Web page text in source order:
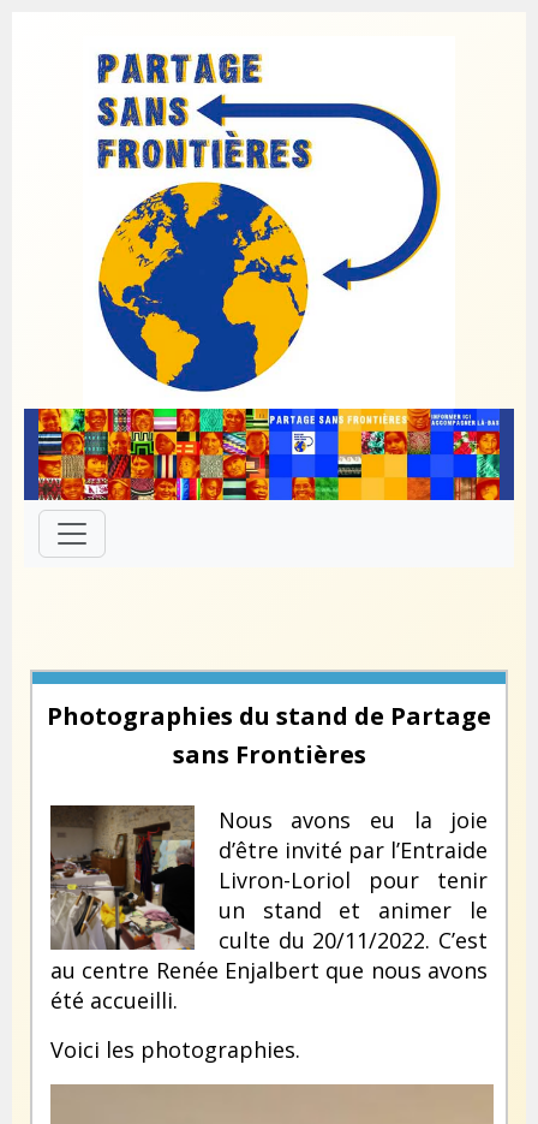
Photographies du stand de Partage
sans Frontières
Nous avons eu la joie
d’être invité par l’Entraide
Livron-Loriol pour tenir
un stand et animer le
culte du 20/11/2022. C’est
au centre Renée Enjalbert que nous avons
été accueilli.
Voici les photographies.